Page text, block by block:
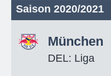
Saison 2020/2021
München
DEL: Liga